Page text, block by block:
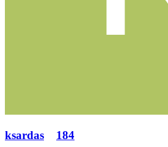
ksardas 184